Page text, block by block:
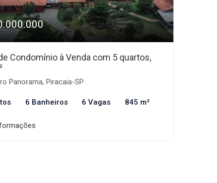
Condomínio à Venda com 5 quartos,
Panorama, Piracaia-SP
6 Banheiros 6 Vagas 845 m²